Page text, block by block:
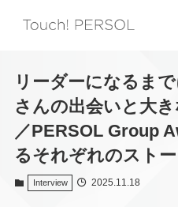
リーダーになるま
さんの出会いと大
／PERSOL Group
るそれぞれのスト
Interview 2025.11.18